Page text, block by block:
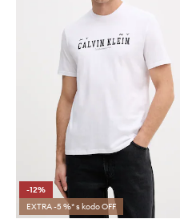
-12%
EXTRA -5 %* s kodo OFF